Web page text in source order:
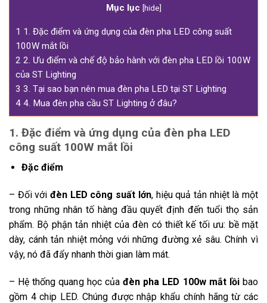
Mục lục [hide]
1 1. Đặc điểm và ứng dụng của đèn pha LED công suất
100W mắt lồi
2 2. Ưu điểm và chế độ bảo hành với đèn pha LED lồi 100W
của ST Lighting
3 3. Tại sao bạn nên mua đèn pha LED tại ST Lighting
4 4. Mua đèn pha cầu ST Lighting ở đâu?
1. Đặc điểm và ứng dụng của đèn pha LED
công suất 100W mắt lồi
Đặc điểm
– Đối vớiđèn LED công suất lớn, hiệu quả tản nhiệt là một
trong những nhân tố hàng đầu quyết định đến tuổi thọ sản
phẩm. Bộ phận tản nhiệt của đèn có thiết kế tối ưu: bề mặt
dày, cánh tản nhiệt mỏng với những đường xẻ sâu. Chính vì
vậy, nó đã đẩy nhanh thời gian làm mát.
– Hệ thống quang học của đèn pha LED 100w mắt lồibao
gồm 4 chip LED. Chúng được nhập khẩu chính hãng từ các